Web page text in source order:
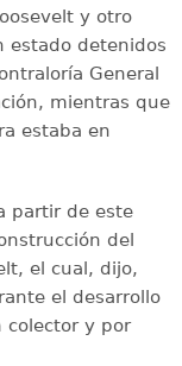
y otro
estado detenidos
General
mientras que
estaba en
partir de este
del
el cual, dijo,
el desarrollo
colector y por